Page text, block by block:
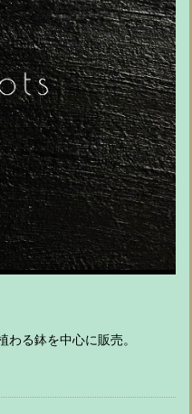
る鉢を中心に販売。